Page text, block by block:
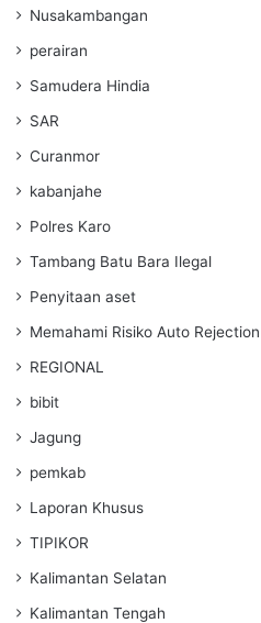
Nusakambangan
perairan
Samudera Hindia
SAR
Curanmor
kabanjahe
Polres Karo
Tambang Batu Bara Ilegal
Penyitaan aset
Memahami Risiko Auto Rejection
REGIONAL
bibit
Jagung
pemkab
Laporan Khusus
TIPIKOR
Kalimantan Selatan
Kalimantan Tengah